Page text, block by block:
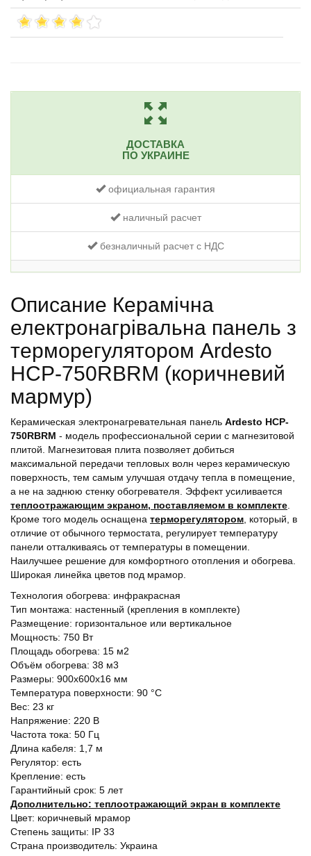
ДОСТАВКА
ПО УКРАИНЕ
официальная гарантия
наличный расчет
безналичный расчет с НДС
Описание Керамічна
електронагрівальна панель з
терморегулятором Ardesto
HCP-750RBRM (коричневий
мармур)
Керамическая электронагревательная панель Ardesto HCP-
750RBRM - модель профессиональной серии с магнезитовой
плитой. Магнезитовая плита позволяет добиться
максимальной передачи тепловых волн через керамическую
поверхность, тем самым улучшая отдачу тепла в помещение,
а не на заднюю стенку обогревателя. Эффект усиливается
теплоотражающим экраном, поставляемом в комплекте
Кроме того модель оснащена терморегулятором , который, в
отличие от обычного термостата, регулирует температуру
панели отталкиваясь от температуры в помещении.
Наилучшее решение для комфортного отопления и обогрева.
Широкая линейка цветов под мрамор.
Технология обогрева: инфракрасная
Тип монтажа: настенный (крепления в комплекте)
Размещение: горизонтальное или вертикальное
Мощность: 750 Вт
Площадь обогрева: 15 м2
Объём обогрева: 38 м3
Размеры: 900х600х16 мм
Температура поверхности: 90 °С
Вес: 23 кг
Напряжение: 220 В
Частота тока: 50 Гц
Длина кабеля: 1,7 м
Регулятор: есть
Крепление: есть
Гарантийный срок: 5 лет
Дополнительно: теплоотражающий экран в комплекте
Цвет: коричневый мрамор
Степень защиты: IP 33
Страна производитель: Украина